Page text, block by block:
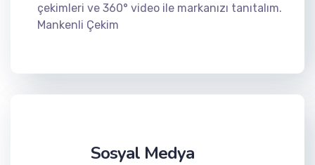
çekimleri ve 360° video ile markanızı tanıtalım.
Mankenli Çekim
Sosyal Medya